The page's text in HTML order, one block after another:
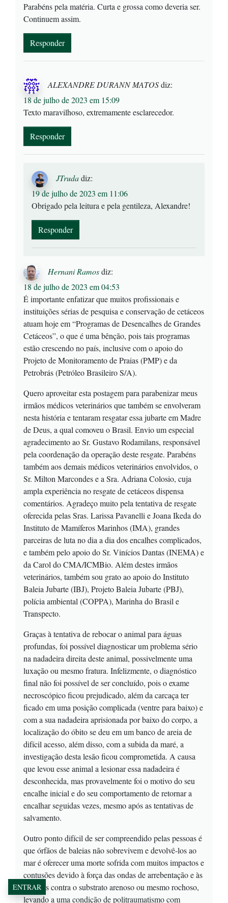
Parabéns pela matéria. Curta e grossa como deveria ser.
Continuem assim.
Responder
ALEXANDRE DURANN MATOSdiz:
18 de julho de 2023 em 15:09
Texto maravilhoso, extremamente esclarecedor.
Responder
JTrudadiz:
19 de julho de 2023 em 11:06
Obrigado pela leitura e pela gentileza, Alexandre!
Responder
Hernani Ramosdiz:
18 de julho de 2023 em 04:53
É importante enfatizar que muitos profissionais e
instituições sérias de pesquisa e conservação de cetáceos
atuam hoje em “Programas de Desencalhes de Grandes
Cetáceos”, o que é uma bênção, pois tais programas
estão crescendo no país, inclusive com o apoio do
Projeto de Monitoramento de Praias (PMP) e da
Petrobrás (Petróleo Brasileiro S/A).
Quero aproveitar esta postagem para parabenizar meus
irmãos médicos veterinários que também se envolveram
nesta história e tentaram resgatar essa jubarte em Madre
de Deus, a qual comoveu o Brasil. Envio um especial
agradecimento ao Sr. Gustavo Rodamilans, responsável
pela coordenação da operação deste resgate. Parabéns
também aos demais médicos veterinários envolvidos, o
Sr. Milton Marcondes e a Sra. Adriana Colosio, cuja
ampla experiência no resgate de cetáceos dispensa
comentários. Agradeço muito pela tentativa de resgate
oferecida pelas Sras. Larissa Pavanelli e Joana Ikeda do
Instituto de Mamíferos Marinhos (IMA), grandes
parceiras de luta no dia a dia dos encalhes complicados,
e também pelo apoio do Sr. Vinícios Dantas (INEMA) e
da Carol do CMA/ICMBio. Além destes irmãos
veterinários, também sou grato ao apoio do Instituto
Baleia Jubarte (IBJ), Projeto Baleia Jubarte (PBJ),
polícia ambiental (COPPA), Marinha do Brasil e
Transpecto.
Graças à tentativa de rebocar o animal para águas
profundas, foi possível diagnosticar um problema sério
na nadadeira direita deste animal, possivelmente uma
luxação ou mesmo fratura. Infelizmente, o diagnóstico
final não foi possível de ser concluído, pois o exame
necroscópico ficou prejudicado, além da carcaça ter
ficado em uma posição complicada (ventre para baixo) e
com a sua nadadeira aprisionada por baixo do corpo, a
localização do óbito se deu em um banco de areia de
difícil acesso, além disso, com a subida da maré, a
investigação desta lesão ficou comprometida. A causa
que levou esse animal a lesionar essa nadadeira é
desconhecida, mas provavelmente foi o motivo do seu
encalhe inicial e do seu comportamento de retornar a
encalhar seguidas vezes, mesmo após as tentativas de
salvamento.
Outro ponto difícil de ser compreendido pelas pessoas é
que órfãos de baleias não sobrevivem e devolvê-los ao
mar é oferecer uma morte sofrida com muitos impactos e
contusões devido à força das ondas de arrebentação e às
colisões contra o substrato arenoso ou mesmo rochoso,
levando a uma condição de politraumatismo com
ENTRAR